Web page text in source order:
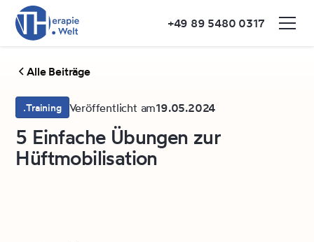
+49 89 5480 0317
Alle Beiträge
.Training Veröffentlicht am19.05.2024
5 Einfache Übungen zur
Hüftmobilisation